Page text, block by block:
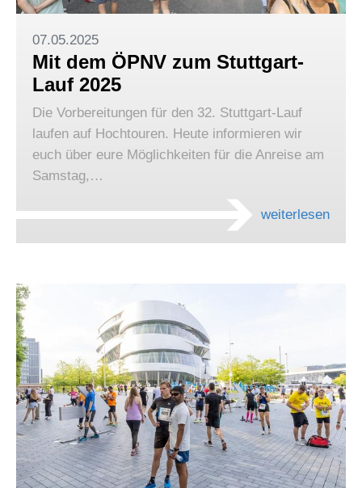
07.05.2025
Mit dem ÖPNV zum Stuttgart-
Lauf 2025
Die Vorbereitungen für den 32. Stuttgart-Lauf
laufen auf Hochtouren. Heute informieren wir
euch über eure Möglichkeiten für die Anreise am
Samstag,…
weiterlesen